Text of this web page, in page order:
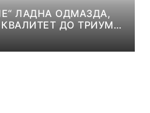
ЛАДНА ОДМАЗДА,
ДО ТРИУМФ